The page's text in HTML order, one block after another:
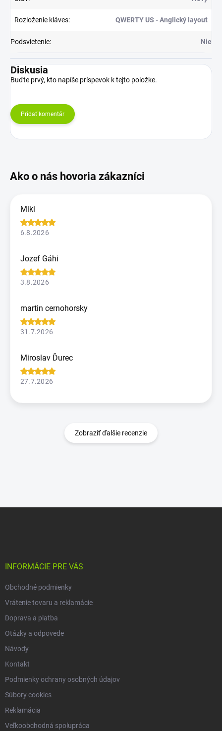
Rozloženie kláves: QWERTY US - Anglický layout
Podsvietenie: Nie
Diskusia
Buďte prvý, kto napíše príspevok k tejto položke.
Pridať komentár
Miki
6.8.2026
Jozef Gáhi
3.8.2026
martin cernohorsky
31.7.2026
Miroslav Ďurec
27.7.2026
Zobraziť ďalšie recenzie
INFORMÁCIE PRE VÁS
Obchodné podmienky
Vrátenie tovaru a reklamácie
Doprava a platba
Otázky a odpovede
Návody
Kontakt
Podmienky ochrany osobných údajov
Súbory cookies
Reklamácia
Veľkoobchodná spolupráca